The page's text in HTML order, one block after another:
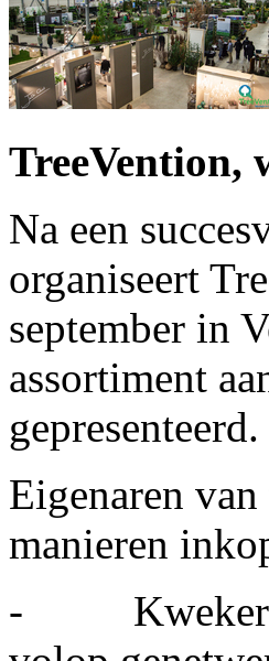
TreeVention,
Na een
organiseert
september in
assortiment
gepresenteerd.
Eigenaren
manieren
- Kwekers